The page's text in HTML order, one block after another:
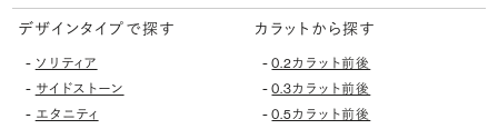
デザインタイプで探す
- ソリティア
- サイドストーン
- エタニティ
カラットから探す
-0.2カラット前後
-0.3カラット前後
-0.5カラット前後